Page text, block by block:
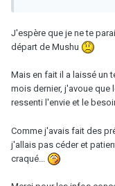
J'espère que je ne te
départ de Mushu
Mais en fait il a laissé un
mois dernier, j'avoue que
ressenti l'envie et le
Comme j'avais fait des
j'allais pas céder et
craqué...